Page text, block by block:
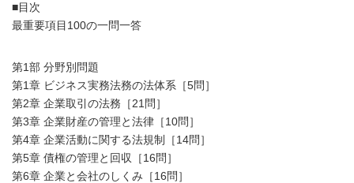
■目次
最重要項目100の一問一答
第1部 分野別問題
第1章 ビジネス実務法務の法体系［5問］
第2章 企業取引の法務［21問］
第3章 企業財産の管理と法律［10問］
第4章 企業活動に関する法規制［14問］
第5章 債権の管理と回収［16問］
第6章 企業と会社のしくみ［16問］